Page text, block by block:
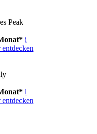
Peak
i
entdecken
i
entdecken